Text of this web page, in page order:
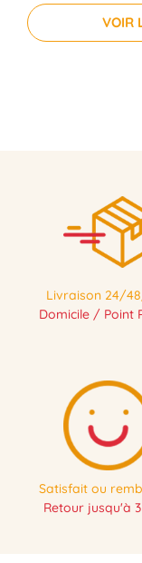
VOIR
Livraison 24/
Domicile / Point
Satisfait ou
Retour jusqu'à